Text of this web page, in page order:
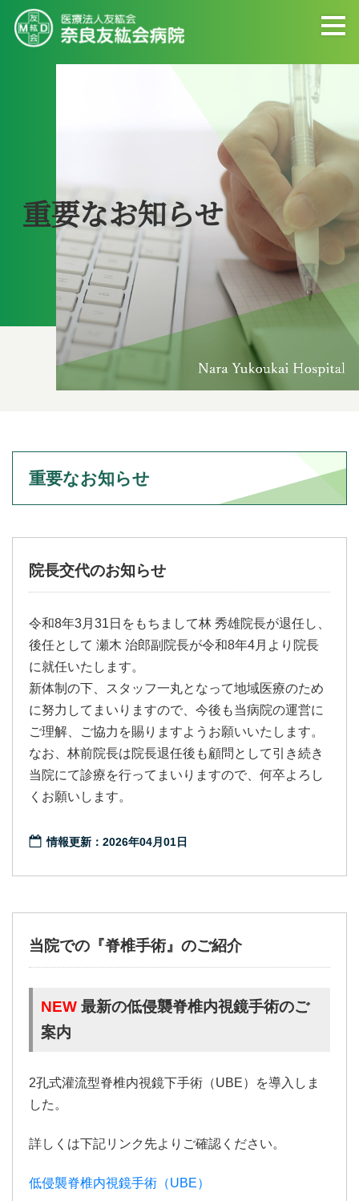
重要なお知らせ
重要なお知らせ
院長交代のお知らせ
令和8年3月31日をもちまして林 秀雄院長が退任し、
後任として 瀬木 治郎副院長が令和8年4月より院長
に就任いたします。
新体制の下、スタッフ一丸となって地域医療のため
に努力してまいりますので、今後も当病院の運営に
ご理解、ご協力を賜りますようお願いいたします。
なお、林前院長は院長退任後も顧問として引き続き
当院にて診療を行ってまいりますので、何卒よろし
くお願いします。
情報更新：2026年04月01日
当院での『脊椎手術』のご紹介
NEW 最新の低侵襲脊椎内視鏡手術のご
案内
2孔式灌流型脊椎内視鏡下手術（UBE）を導入しま
した。
詳しくは下記リンク先よりご確認ください。
低侵襲脊椎内視鏡手術（UBE）